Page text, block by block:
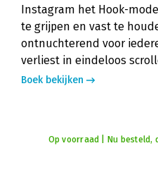
Instagram het Hook-
te grijpen en vast te
ontnuchterend voor
verliest in eindeloos
Boek bekijken
Op voorraad | Nu besteld,